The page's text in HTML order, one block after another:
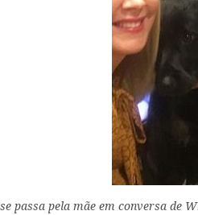
passa pela mãe em conversa de